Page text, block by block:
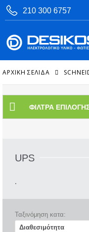
210 300 6757
ΑΡΧΙΚΉ ΣΕΛΊΔΑ
ΦΊΛΤΡΑ
UPS
.
Ταξινόμηση κατα: